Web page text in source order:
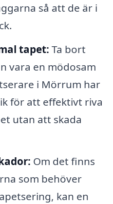
så att de är i
tapet: Ta bort
vara en mödosam
i Mörrum har
för att effektivt riva
utan att skada
Om det finns
som behöver
kan en